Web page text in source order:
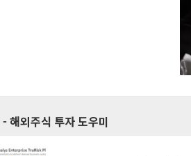
- 해외주식 투자 도우미